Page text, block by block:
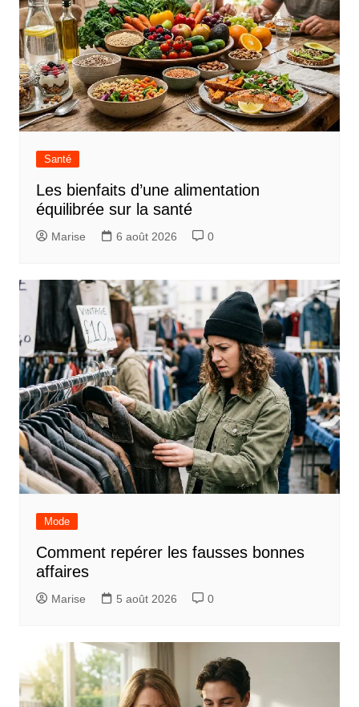
Santé
Les bienfaits d’une alimentation
équilibrée sur la santé
Marise 6 août 2026 0
Mode
Comment repérer les fausses bonnes
affaires
Marise 5 août 2026 0